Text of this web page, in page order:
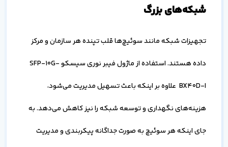
شبکه‌های بزرگ
تجهیزات شبکه مانند سوئیچ‌ها قلب تپنده هر سازمان و مرکز
داده هستند. استفاده از ماژول فیبر نوری سیسکو SFP-10G-
BX40D-I علاوه بر اینکه باعث تسهیل مدیریت می‌شود،
هزینه‌های نگهداری و توسعه شبکه را نیز کاهش می‌دهد. به
جای اینکه هر سوئیچ به صورت جداگانه پیکربندی و مدیریت